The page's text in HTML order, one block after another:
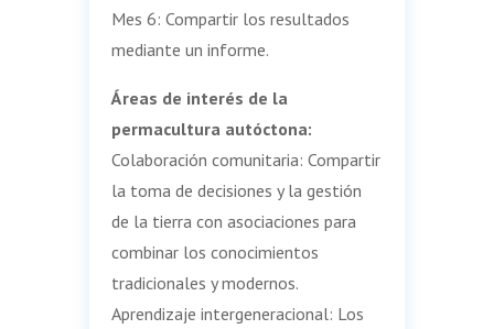
Mes 6: Compartir los resultados
mediante un informe.
Áreas de interés de la
permacultura autóctona:
Colaboración comunitaria: Compartir
la toma de decisiones y la gestión
de la tierra con asociaciones para
combinar los conocimientos
tradicionales y modernos.
Aprendizaje intergeneracional: Los